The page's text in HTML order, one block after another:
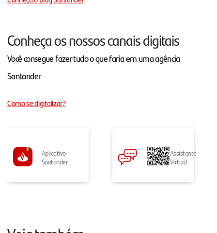
Conheça os nossos canais digitais
Você consegue fazer tudo o que faria em uma agência
Santander
Como se digitalizar?
Aplicativo
Santander
Assistente
Virtual